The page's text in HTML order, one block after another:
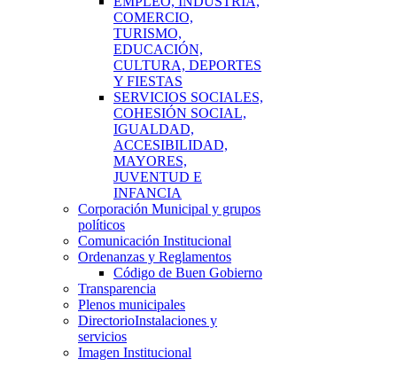
COMERCIO,
TURISMO,
EDUCACIÓN,
CULTURA, DEPORTES
Y FIESTAS
SERVICIOS SOCIALES,
COHESIÓN SOCIAL,
IGUALDAD,
ACCESIBILIDAD,
MAYORES,
JUVENTUD E
INFANCIA
Corporación Municipal y grupos
políticos
Comunicación Institucional
Ordenanzas y Reglamentos
Código de Buen Gobierno
Transparencia
Plenos municipales
DirectorioInstalaciones y
servicios
Imagen Institucional